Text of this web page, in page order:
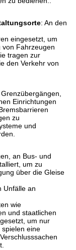
: An den
eingesetzt, um
Fahrzeugen
tragen zur
den Verkehr von
Grenzübergängen,
Einrichtungen
zu
und
an Bus- und
um zu
über die Gleise
Unfälle an
wie
und staatlichen
um nur
spielen eine